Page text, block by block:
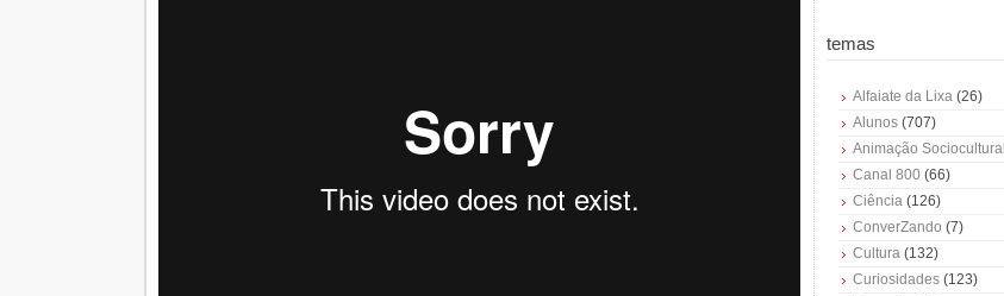
temas
Alfaiate da Lixa (26)
Alunos (707)
Animação Sociocultural
Canal 800 (66)
Ciência (126)
ConverZando (7)
Cultura (132)
Curiosidades (123)